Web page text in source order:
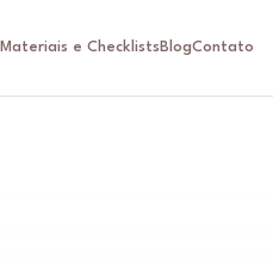
Materiais e Checklists BlogContato